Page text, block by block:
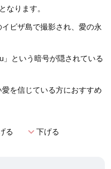
なります。
ビザ島で撮影され、愛の永
という暗号が隠されている
を信じている方におすすめ
る expand_more下げる